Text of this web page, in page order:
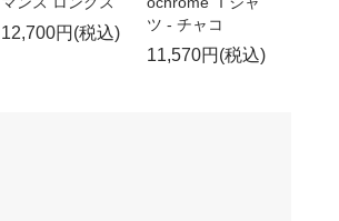
12,700円(税込)
ツ - チャコ
11,570円(税込)